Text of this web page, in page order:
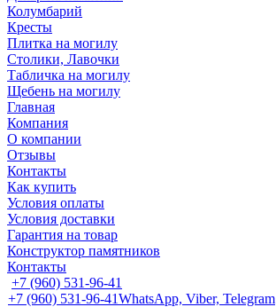
Колумбарий
Кресты
Плитка на могилу
Столики, Лавочки
Табличка на могилу
Щебень на могилу
Главная
Компания
О компании
Отзывы
Контакты
Как купить
Условия оплаты
Условия доставки
Гарантия на товар
Конструктор памятников
Контакты
+7 (960) 531-96-41
+7 (960) 531-96-41WhatsApp, Viber, Telegram